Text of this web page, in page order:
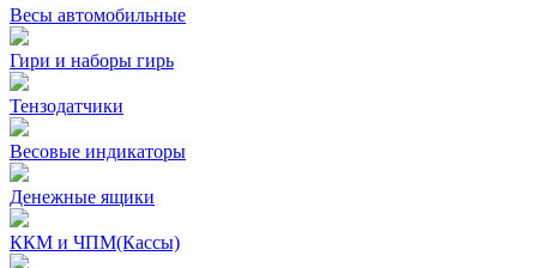
Весы автомобильные
Гири и наборы гирь
Тензодатчики
Весовые индикаторы
Денежные ящики
ККМ и ЧПМ(Кассы)